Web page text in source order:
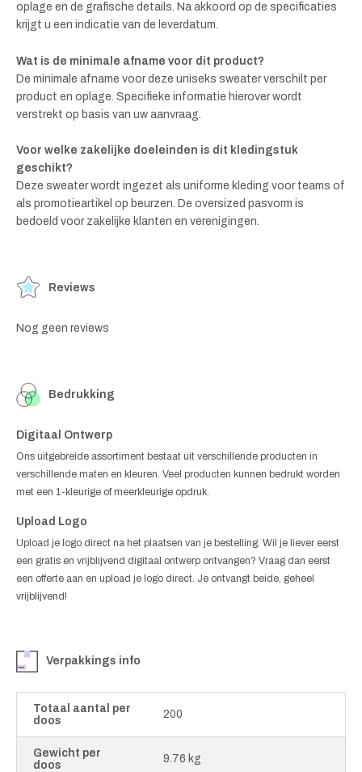
oplage en de grafische details. Na akkoord op de specificaties
krijgt u een indicatie van de leverdatum.
Wat is de minimale afname voor dit product?
De minimale afname voor deze uniseks sweater verschilt per
product en oplage. Specifieke informatie hierover wordt
verstrekt op basis van uw aanvraag.
Voor welke zakelijke doeleinden is dit kledingstuk
geschikt?
Deze sweater wordt ingezet als uniforme kleding voor teams of
als promotieartikel op beurzen. De oversized pasvorm is
bedoeld voor zakelijke klanten en verenigingen.
Reviews
Nog geen reviews
Bedrukking
Digitaal Ontwerp
Ons uitgebreide assortiment bestaat uit verschillende producten in
verschillende maten en kleuren. Veel producten kunnen bedrukt worden
met een 1-kleurige of meerkleurige opdruk.
Upload Logo
Upload je logo direct na het plaatsen van je bestelling. Wil je liever eerst
een gratis en vrijblijvend digitaal ontwerp ontvangen? Vraag dan eerst
een offerte aan en upload je logo direct. Je ontvangt beide, geheel
vrijblijvend!
Verpakkings info
Totaal aantal per
doos
200
Gewicht per
doos
9.76 kg